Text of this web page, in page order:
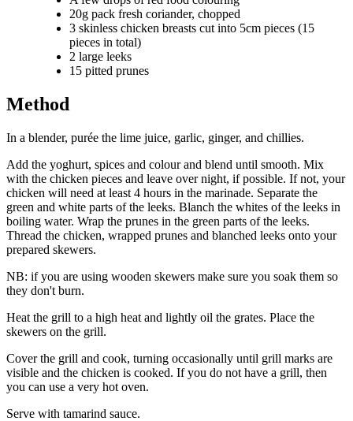
20g pack fresh coriander, chopped
3 skinless chicken breasts cut into 5cm pieces (15
pieces in total)
2 large leeks
15 pitted prunes
Method
In a blender, purée the lime juice, garlic, ginger, and chillies.
Add the yoghurt, spices and colour and blend until smooth. Mix
with the chicken pieces and leave over night, if possible. If not, your
chicken will need at least 4 hours in the marinade. Separate the
green and white parts of the leeks. Blanch the whites of the leeks in
boiling water. Wrap the prunes in the green parts of the leeks.
Thread the chicken, wrapped prunes and blanched leeks onto your
prepared skewers.
NB: if you are using wooden skewers make sure you soak them so
they don't burn.
Heat the grill to a high heat and lightly oil the grates. Place the
skewers on the grill.
Cover the grill and cook, turning occasionally until grill marks are
visible and the chicken is cooked. If you do not have a grill, then
you can use a very hot oven.
Serve with tamarind sauce.